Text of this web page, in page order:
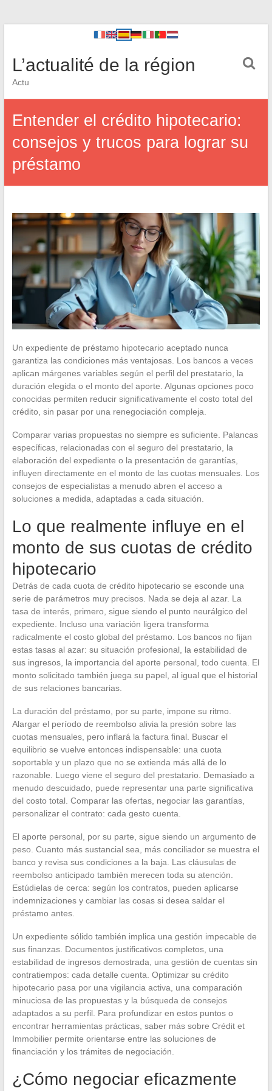
L’actualité de la région
Actu
Entender el crédito hipotecario:
consejos y trucos para lograr su
préstamo
Un expediente de préstamo hipotecario aceptado nunca
garantiza las condiciones más ventajosas. Los bancos a veces
aplican márgenes variables según el perfil del prestatario, la
duración elegida o el monto del aporte. Algunas opciones poco
conocidas permiten reducir significativamente el costo total del
crédito, sin pasar por una renegociación compleja.
Comparar varias propuestas no siempre es suficiente. Palancas
específicas, relacionadas con el seguro del prestatario, la
elaboración del expediente o la presentación de garantías,
influyen directamente en el monto de las cuotas mensuales. Los
consejos de especialistas a menudo abren el acceso a
soluciones a medida, adaptadas a cada situación.
Lo que realmente influye en el
monto de sus cuotas de crédito
hipotecario
Detrás de cada cuota de crédito hipotecario se esconde una
serie de parámetros muy precisos. Nada se deja al azar. La
tasa de interés, primero, sigue siendo el punto neurálgico del
expediente. Incluso una variación ligera transforma
radicalmente el costo global del préstamo. Los bancos no fijan
estas tasas al azar: su situación profesional, la estabilidad de
sus ingresos, la importancia del aporte personal, todo cuenta. El
monto solicitado también juega su papel, al igual que el historial
de sus relaciones bancarias.
La duración del préstamo, por su parte, impone su ritmo.
Alargar el período de reembolso alivia la presión sobre las
cuotas mensuales, pero inflará la factura final. Buscar el
equilibrio se vuelve entonces indispensable: una cuota
soportable y un plazo que no se extienda más allá de lo
razonable. Luego viene el seguro del prestatario. Demasiado a
menudo descuidado, puede representar una parte significativa
del costo total. Comparar las ofertas, negociar las garantías,
personalizar el contrato: cada gesto cuenta.
El aporte personal, por su parte, sigue siendo un argumento de
peso. Cuanto más sustancial sea, más conciliador se muestra el
banco y revisa sus condiciones a la baja. Las cláusulas de
reembolso anticipado también merecen toda su atención.
Estúdielas de cerca: según los contratos, pueden aplicarse
indemnizaciones y cambiar las cosas si desea saldar el
préstamo antes.
Un expediente sólido también implica una gestión impecable de
sus finanzas. Documentos justificativos completos, una
estabilidad de ingresos demostrada, una gestión de cuentas sin
contratiempos: cada detalle cuenta. Optimizar su crédito
hipotecario pasa por una vigilancia activa, una comparación
minuciosa de las propuestas y la búsqueda de consejos
adaptados a su perfil. Para profundizar en estos puntos o
encontrar herramientas prácticas, saber más sobre Crédit et
Immobilier permite orientarse entre las soluciones de
financiación y los trámites de negociación.
¿Cómo negociar eficazmente